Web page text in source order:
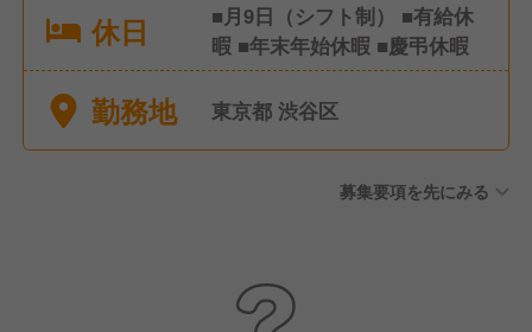
休日
■月9日（シフト制） ■有給休
暇 ■年末年始休暇 ■慶弔休暇
勤務地 東京都 渋谷区
募集要項を先にみる